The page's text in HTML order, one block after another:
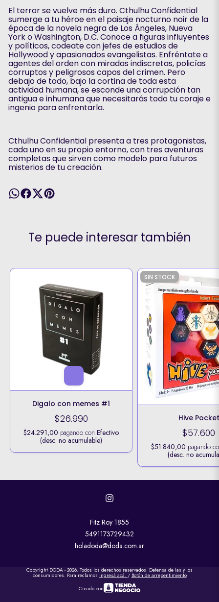
El terror se vuelve más duro. Cthulhu Confidential
sumerge a tu héroe en el paisaje nocturno noir de la
época de la novela negra de Los Ángeles, Nueva
York o Washington, D.C. Conoce a figuras influyentes
y políticos, codeate con jefes de estudios de
Hollywood y apasionados evangelistas. Enfréntate a
agentes del orden con miradas indiscretas, policías
corruptos y peligrosos capos del crimen. Pero
debajo de todo, bajo la cortina de toda esta
actividad humana, se esconde una corrupción tan
antigua e inhumana que necesitarás todo tu coraje e
ingenio para enfrentarla.
Cthulhu Confidential presenta a tres protagonistas,
cada uno en su propio entorno, con tres aventuras
completas que sirven como modelo para futuros
misterios de tu creación.
Te puede interesar también
Digalo con memes #1
$26.990
$24.291,00 pagando conEfectivo
(desc. no acumulable)
SIN STOCK
Hive Pocket
$57.600
$51.840,00 pagando
(desc. no
Fitz Roy 1855
5491173729432
holadoda@doda.com.ar
Copyright DODA - 2026. Todos los derechos reservados. Defensa de las y los
consumidores. Para reclamos ingresá acá. / Botón de arrepentimiento
Creado con